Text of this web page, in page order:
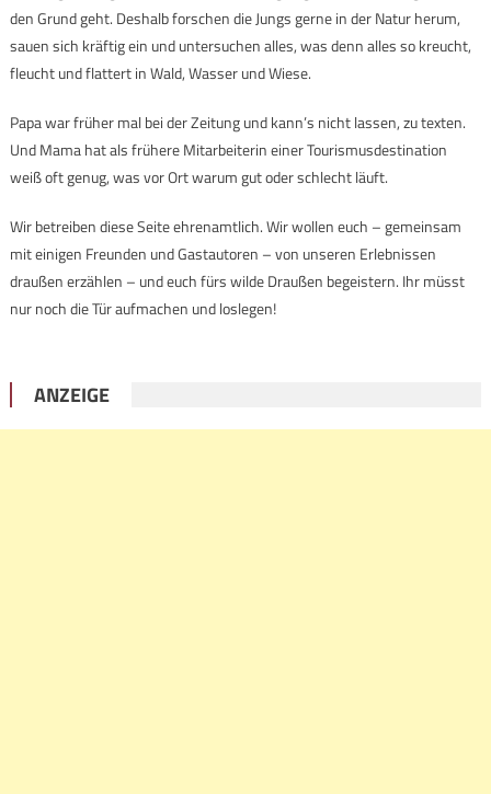
den Grund geht. Deshalb forschen die Jungs gerne in der Natur herum,
sauen sich kräftig ein und untersuchen alles, was denn alles so kreucht,
fleucht und flattert in Wald, Wasser und Wiese.
Papa war früher mal bei der Zeitung und kann’s nicht lassen, zu texten.
Und Mama hat als frühere Mitarbeiterin einer Tourismusdestination
weiß oft genug, was vor Ort warum gut oder schlecht läuft.
Wir betreiben diese Seite ehrenamtlich. Wir wollen euch – gemeinsam
mit einigen Freunden und Gastautoren – von unseren Erlebnissen
draußen erzählen – und euch fürs wilde Draußen begeistern. Ihr müsst
nur noch die Tür aufmachen und loslegen!
ANZEIGE